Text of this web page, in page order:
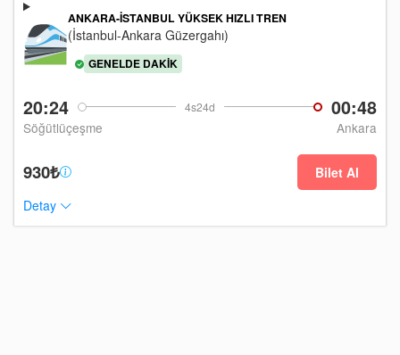
20:24 4s24d 00:48
Söğütlüçeşme Ankara
ANKARA-İSTANBUL YÜKSEK HIZLI TREN
(İstanbul-Ankara Güzergahı)
GENELDE DAKIK
930₺
Bilet Al
Detay